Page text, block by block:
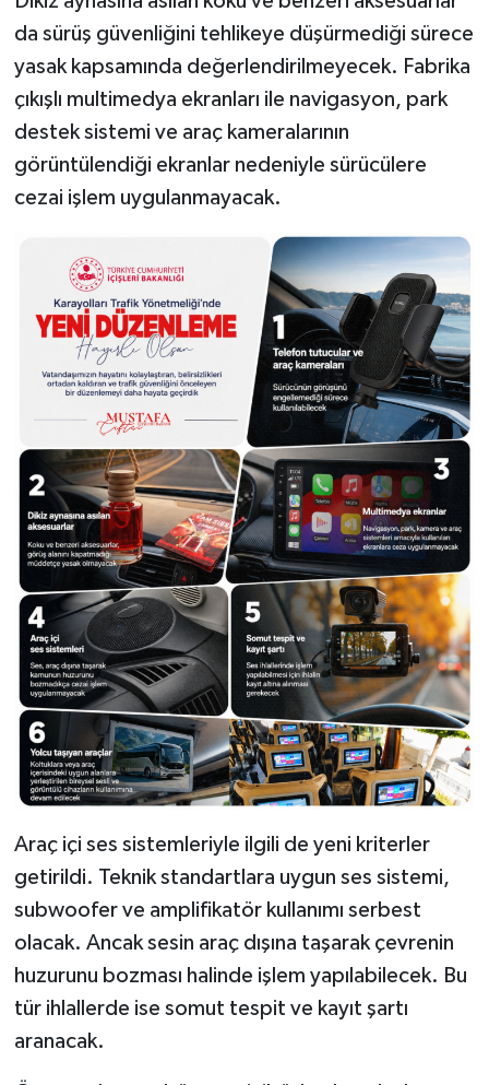
da sürüş güvenliğini tehlikeye düşürmediği sürece
yasak kapsamında değerlendirilmeyecek. Fabrika
çıkışlı multimedya ekranları ile navigasyon, park
destek sistemi ve araç kameralarının
görüntülendiği ekranlar nedeniyle sürücülere
cezai işlem uygulanmayacak.
Araç içi ses sistemleriyle ilgili de yeni kriterler
getirildi. Teknik standartlara uygun ses sistemi,
subwoofer ve amplifikatör kullanımı serbest
olacak. Ancak sesin araç dışına taşarak çevrenin
huzurunu bozması halinde işlem yapılabilecek. Bu
tür ihlallerde ise somut tespit ve kayıt şartı
aranacak.